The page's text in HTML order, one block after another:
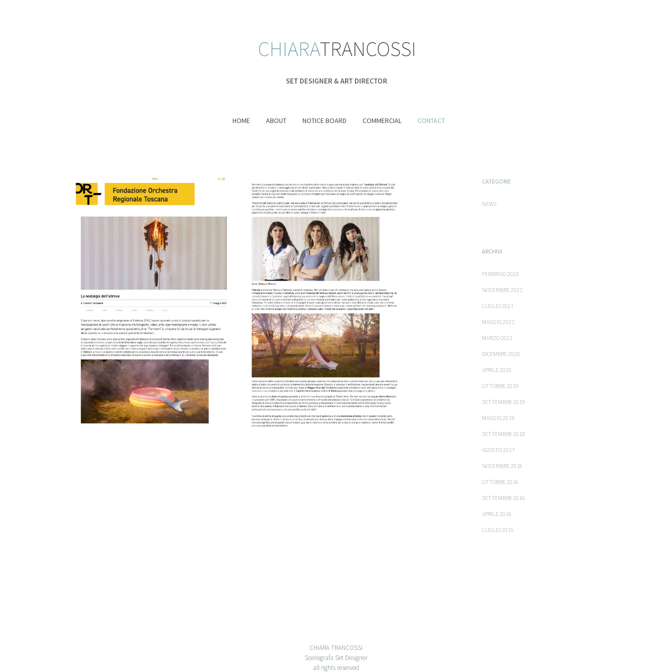
HOME ABOUT NOTICE BOARD COMMERCIAL CONTACT
CATEGORIE
NEWS
ARCHIVI
FEBBRAIO 2022
NOVEMBRE 2021
LUGLIO 2021
MAGGIO 2021
MARZO 2021
DICEMBRE 2020
APRILE 2020
OTTOBRE 2019
SETTEMBRE 2019
MAGGIO 2019
SETTEMBRE 2018
AGOSTO 2017
NOVEMBRE 2016
OTTOBRE 2016
SETTEMBRE 2016
APRILE 2016
LUGLIO 2015
CHIARA TRANCOSSI
Scenografa Set Designer
all rights reserved